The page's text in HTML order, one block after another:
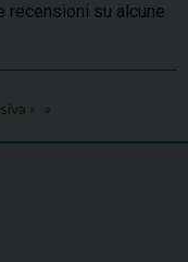
su alcune
»